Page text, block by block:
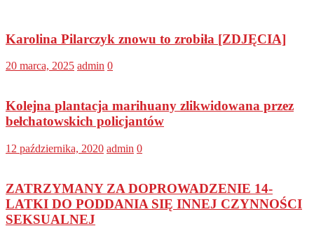
Karolina Pilarczyk znowu to zrobiła [ZDJĘCIA]
20 marca, 2025 admin 0
Kolejna plantacja marihuany zlikwidowana przez
bełchatowskich policjantów
12 października, 2020 admin 0
ZATRZYMANY ZA DOPROWADZENIE 14-
LATKI DO PODDANIA SIĘ INNEJ CZYNNOŚCI
SEKSUALNEJ